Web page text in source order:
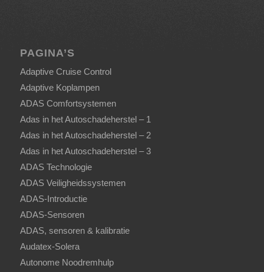
PAGINA’S
Adaptive Cruise Control
Adaptive Koplampen
ADAS Comfortsystemen
Adas in het Autoschadeherstel – 1
Adas in het Autoschadeherstel – 2
Adas in het Autoschadeherstel – 3
ADAS Technologie
ADAS Veiligheidssystemen
ADAS-Introductie
ADAS-Sensoren
ADAS, sensoren & kalibratie
Audatex-Solera
Autonome Noodremhulp